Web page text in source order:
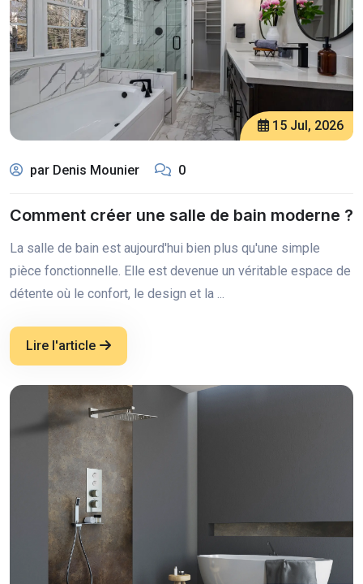
15 Jul, 2026
par Denis Mounier 0
Comment créer une salle de bain moderne ?
La salle de bain est aujourd'hui bien plus qu'une simple
pièce fonctionnelle. Elle est devenue un véritable espace de
détente où le confort, le design et la ...
Lire l'article